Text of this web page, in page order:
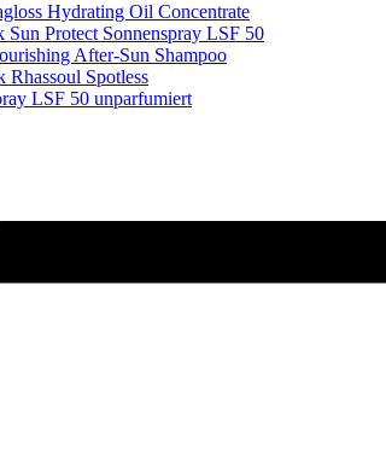
Hydrating Oil Concentrate
Protect Sonnenspray LSF 50
After-Sun Shampoo
Rhassoul Spotless
LSF 50 unparfumiert